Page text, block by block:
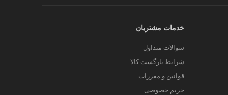
خدمات مشتریان
سوالات متداول
شرایط بازگشت کالا
قوانین و مقررات
حریم خصوصی